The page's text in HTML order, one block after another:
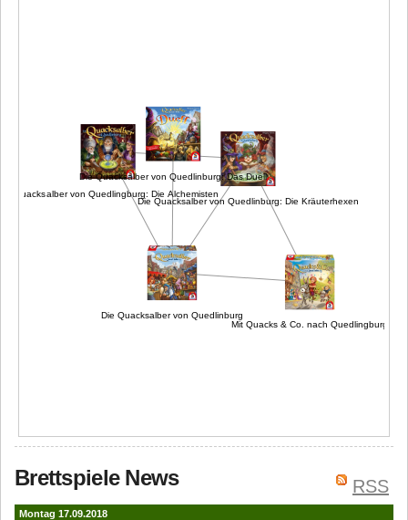
Die Quacksalber von Quedlinburg
Die Quacksalber von Quedlinburg: Die Kräuterhexen
Quacksalber von Quedlingburg: Die Alchemisten
Mit Quacks & Co. nach Quedlingburg
Die Quacksalber von Quedlinburg: Das Duell
RSS
Brettspiele News
Montag 17.09.2018